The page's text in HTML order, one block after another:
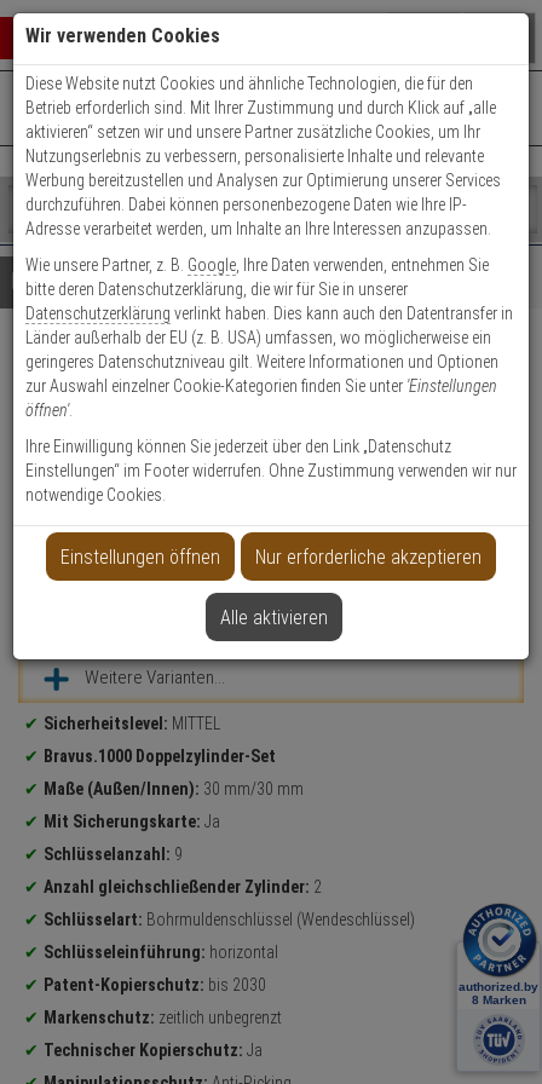
Warenkorb schließen
0 ARTIKEL IM WARENKORB
Ihr Warenkorb ist momentan leer.
Ergebnisse ()
Fertig
Shop
durchsuchen
Bitte
geben
Sie
mindestens
Zeichen
ein,
um
Suche
Es
wurde
noch
Kategorien
Suche
gestartet
+49 (0)821 899 493-0Mo. - Do.: 8:00 - 16:30 | Fr.: 8:00 - 14:00 Uhr
Kontaktservice nutzen
Details Beratung
2er Abus Bravus 1000
Doppelzylinder 30/30 9 Schl.
Produktmerkmale
Zylinder messen
Weitere Varianten...
Produktinformationen
Sicherheitslevel: MITTEL
Bravus.1000 Doppelzylinder-Set
Maße (Außen/Innen): 30 mm/30 mm
Mit Sicherungskarte: Ja
Schlüsselanzahl: 9
Anzahl gleichschließender Zylinder: 2
Schlüsselart: Bohrmuldenschlüssel (Wendeschlüssel)
Schlüsseleinführung: horizontal
Patent-Kopierschutz: bis 2030
Markenschutz: zeitlich unbegrenzt
Technischer Kopierschutz: Ja
Wir verwenden Cookies
Diese Website nutzt Cookies und ähnliche Technologien, die für den
Betrieb erforderlich sind. Mit Ihrer Zustimmung und durch Klick auf „alle
aktivieren“ setzen wir und unsere Partner zusätzliche Cookies, um Ihr
Nutzungserlebnis zu verbessern, personalisierte Inhalte und relevante
Werbung bereitzustellen und Analysen zur Optimierung unserer Services
durchzuführen. Dabei können personenbezogene Daten wie Ihre IP-
Adresse verarbeitet werden, um Inhalte an Ihre Interessen anzupassen.
Wie unsere Partner, z. B. Google , Ihre Daten verwenden, entnehmen Sie
bitte deren Datenschutzerklärung, die wir für Sie in unserer
Datenschutzerklärung verlinkt haben. Dies kann auch den Datentransfer in
Länder außerhalb der EU (z. B. USA) umfassen, wo möglicherweise ein
geringeres Datenschutzniveau gilt. Weitere Informationen und Optionen
zur Auswahl einzelner Cookie-Kategorien finden Sie unter 'Einstellungen
öffnen'.
Ihre Einwilligung können Sie jederzeit über den Link „Datenschutz
Einstellungen“ im Footer widerrufen. Ohne Zustimmung verwenden wir nur
notwendige Cookies.
Einstellungen öffnen Nur erforderliche akzeptieren
Alle aktivieren